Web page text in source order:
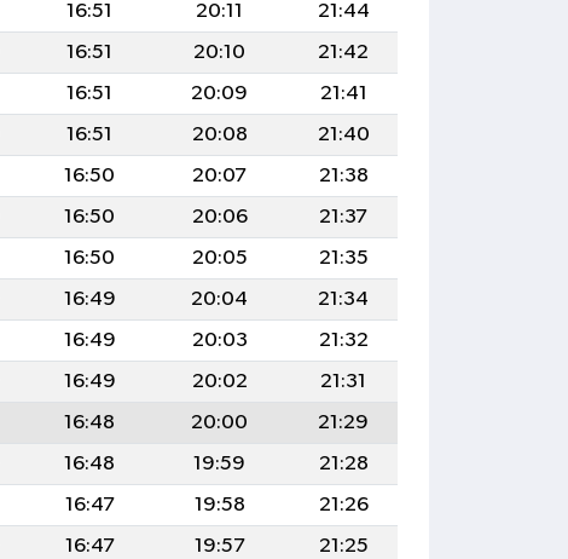
16:51 20:11
21:44
16:51 20:10
21:42
16:51 20:09
21:41
16:51 20:08
21:40
16:50 20:07
21:38
16:50 20:06
21:37
16:50 20:05
21:35
16:49 20:04
21:34
16:49 20:03
21:32
16:49 20:02
21:31
16:48 20:00
21:29
16:48 19:59
21:28
16:47 19:58
21:26
16:47 19:57
21:25